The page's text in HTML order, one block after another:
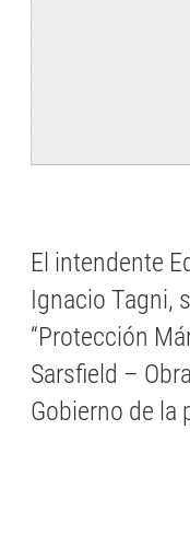
El intendente
Ignacio Tagni,
“Protección
Sarsfield –
Gobierno de la